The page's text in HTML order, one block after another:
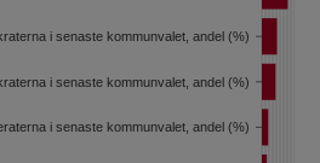
i senaste kommunvalet, andel (%)
i senaste kommunvalet, andel (%)
i senaste kommunvalet, andel (%)